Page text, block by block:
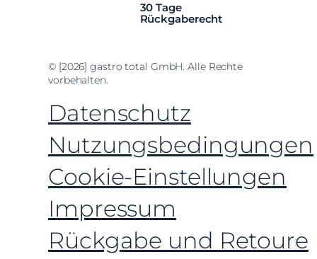
30 Tage
Rückgaberecht
© [2026] gastro total GmbH. Alle Rechte
vorbehalten.
Datenschutz
Nutzungsbedingungen
Cookie-Einstellungen
Impressum
Rückgabe und Retoure